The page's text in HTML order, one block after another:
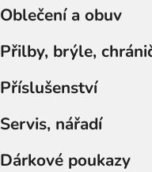
Oblečení a obuv
Přilby, brýle,
Příslušenství
Servis, nářadí
Dárkové poukazy